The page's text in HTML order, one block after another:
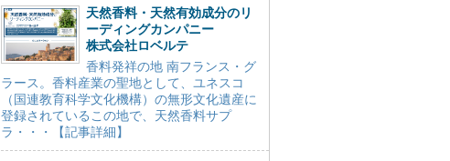
天然香料・天然有効成分のリ
ーディングカンパニー
株式会社ロベルテ
香料発祥の地 南フランス・グ
ラース。香料産業の聖地として、ユネスコ
（国連教育科学文化機構）の無形文化遺産に
登録されているこの地で、天然香料サプ
ラ・・・【記事詳細】